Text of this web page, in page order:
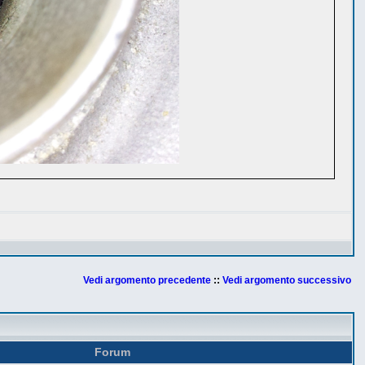
Vedi argomento precedente :: Vedi argomento successivo
Forum